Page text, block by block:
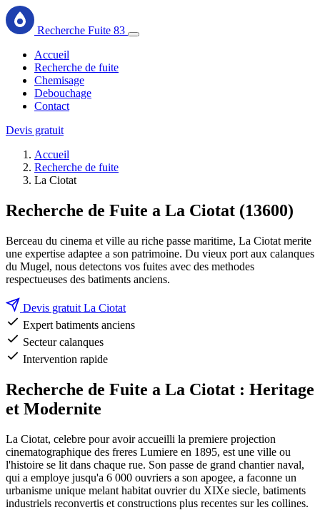
Recherche Fuite 83
Accueil
Recherche de fuite
Chemisage
Debouchage
Contact
Devis gratuit
Accueil
Recherche de fuite
La Ciotat
Recherche de Fuite a La Ciotat (13600)
Berceau du cinema et ville au riche passe maritime, La Ciotat merite
une expertise adaptee a son patrimoine. Du vieux port aux calanques
du Mugel, nous detectons vos fuites avec des methodes
respectueuses des batiments anciens.
Devis gratuit La Ciotat
Expert batiments anciens
Secteur calanques
Intervention rapide
Recherche de Fuite a La Ciotat : Heritage
et Modernite
La Ciotat, celebre pour avoir accueilli la premiere projection
cinematographique des freres Lumiere en 1895, est une ville ou
l'histoire se lit dans chaque rue. Son passe de grand chantier naval,
qui a employe jusqu'a 6 000 ouvriers a son apogee, a faconne un
urbanisme unique melant habitat ouvrier du XIXe siecle, batiments
industriels reconvertis et constructions plus recentes sur les collines.